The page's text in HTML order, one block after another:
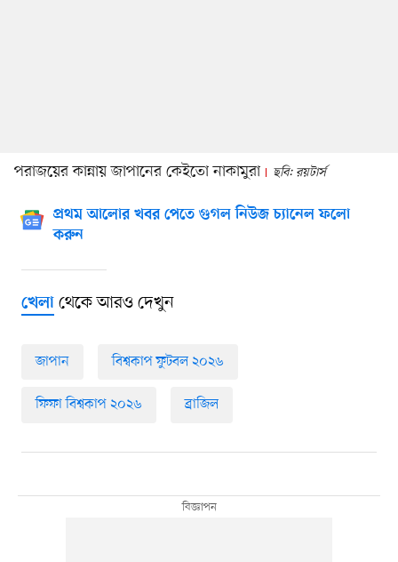
পরাজয়ের কান্নায় জাপানের কেইতো নাকামুরা ছবি: রয়টার্স
প্রথম আলোর খবর পেতে গুগল নিউজ চ্যানেল ফলো
করুন
খেলাথেকে আরও দেখুন
জাপান বিশ্বকাপ ফুটবল ২০২৬
ফিফা বিশ্বকাপ ২০২৬ ব্রাজিল